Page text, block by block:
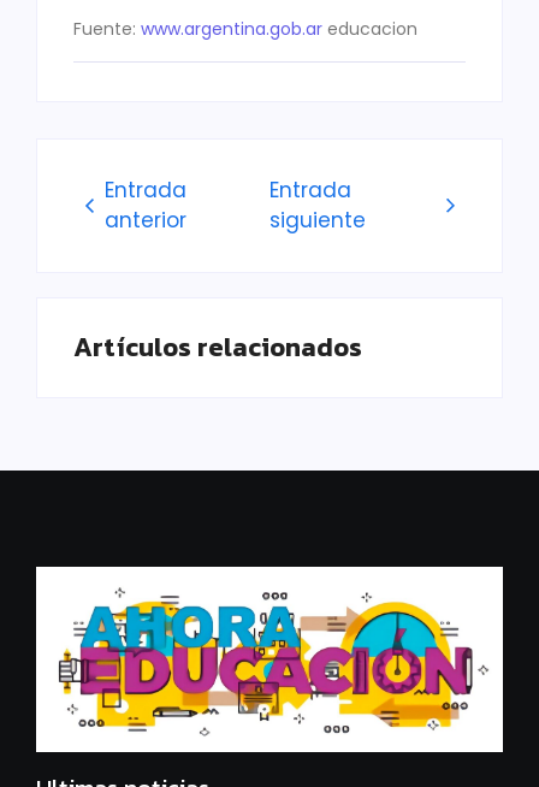
Fuente: www.argentina.gob.ar educacion
Entrada
anterior
Entrada
siguiente
Artículos relacionados